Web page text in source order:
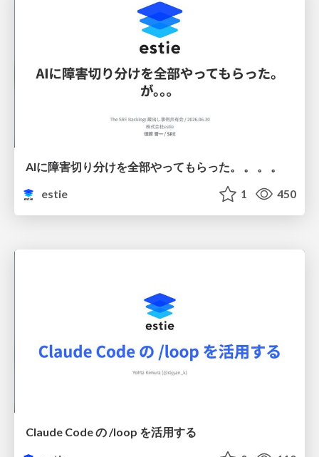
AIに障害切り分けを全部やってもらった。 。 。 。
estie
1 450
Claude Code の /loop を活用する